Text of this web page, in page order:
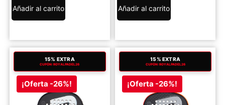
Añadir al carrito Añadir al carrito
15% EXTRA
CUPÓN: ROYALPADEL26
¡Oferta -26%!
15% EXTRA
CUPÓN: ROYALPADEL26
¡Oferta -26%!